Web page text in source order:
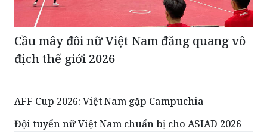
Cầu mây đôi nữ Việt Nam đăng quang vô
địch thế giới 2026
AFF Cup 2026: Việt Nam gặp Campuchia
Đội tuyển nữ Việt Nam chuẩn bị cho ASIAD 2026